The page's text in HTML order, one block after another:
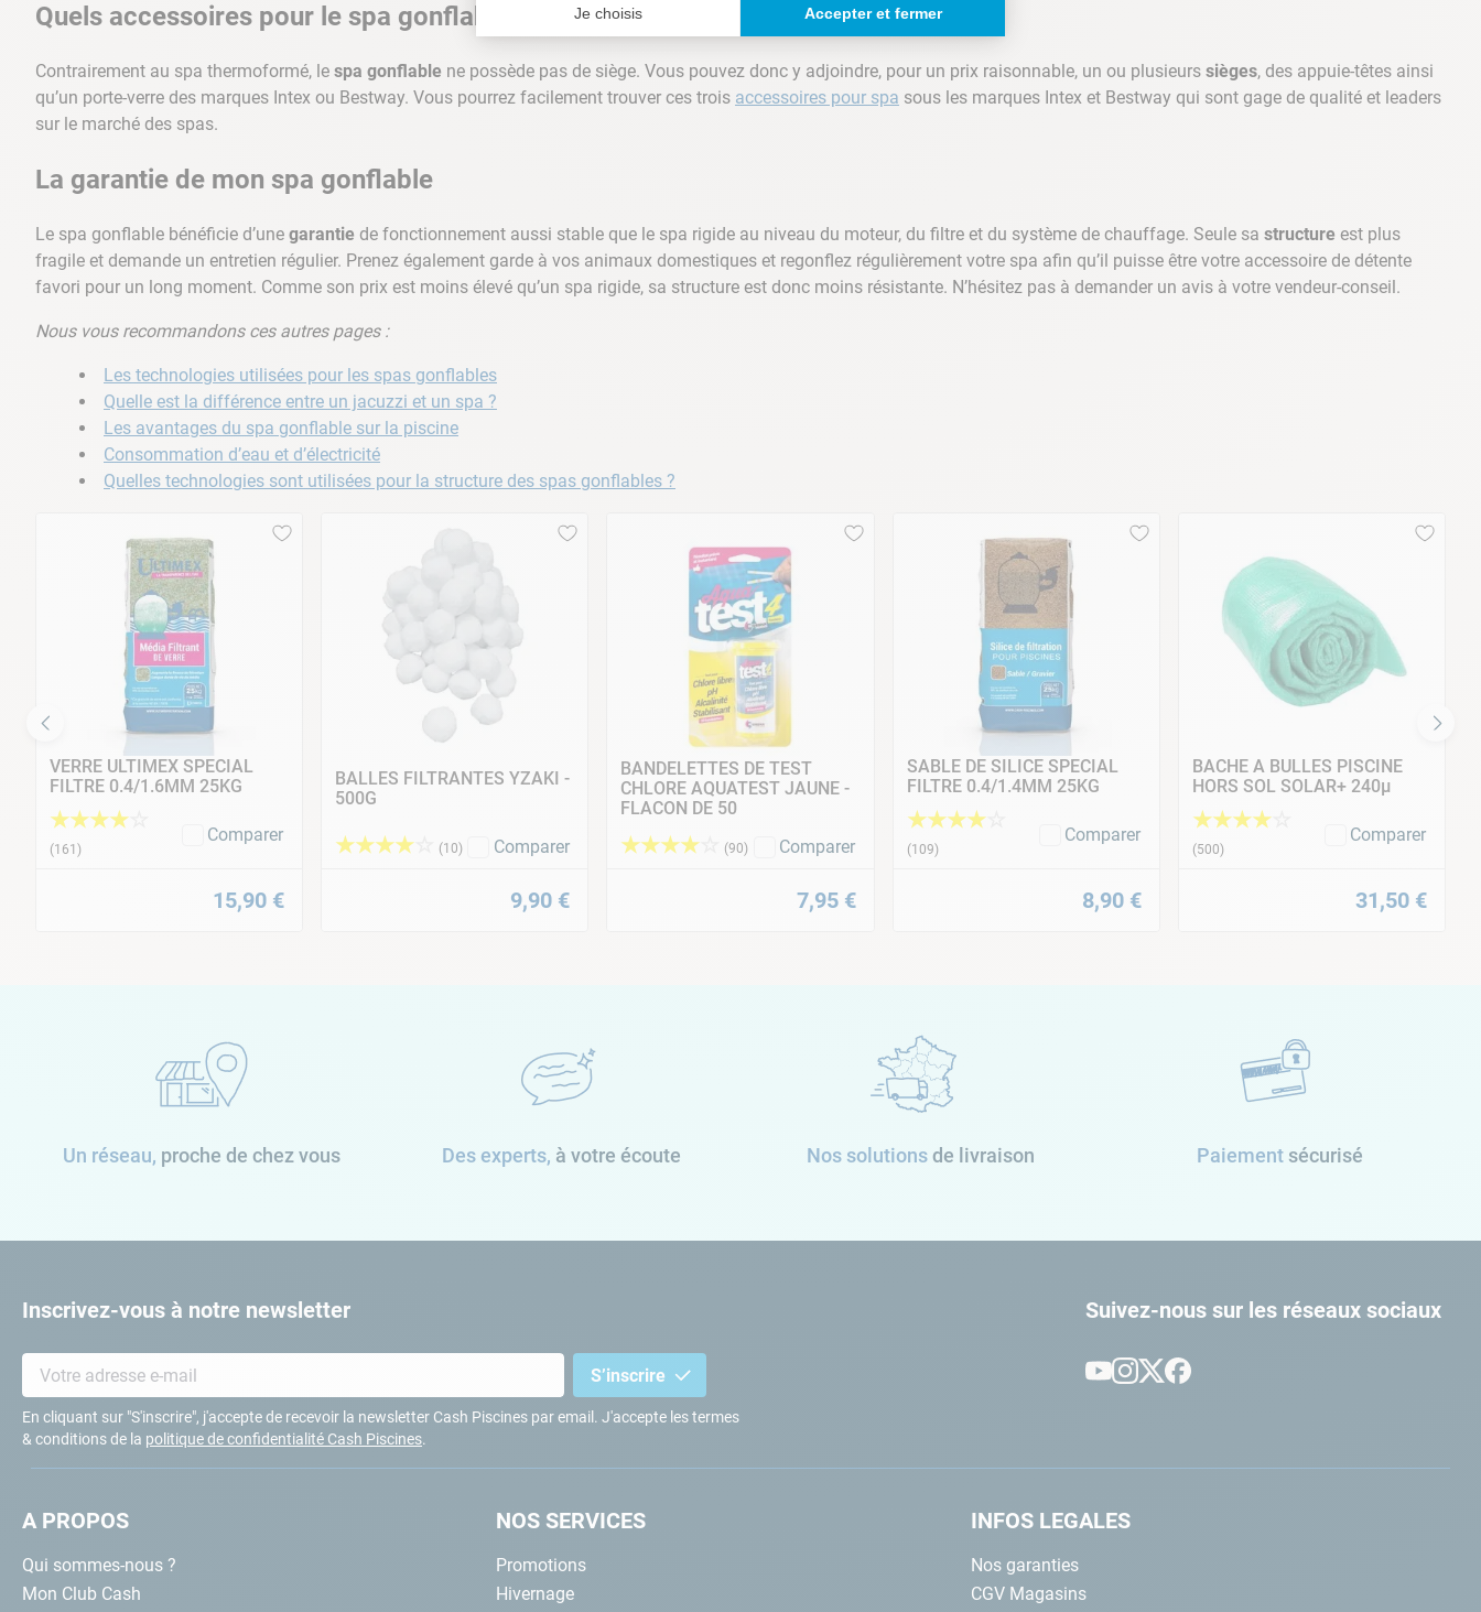
Quels accessoires pour le spa gonflable
Contrairement au spa thermoformé, le spa gonflable ne possède pas de siège. Vous pouvez donc y adjoindre, pour un prix raisonnable, un ou plusieurs sièges, des appuie-têtes ainsi
qu’un porte-verre des marques Intex ou Bestway. Vous pourrez facilement trouver ces trois accessoires pour spa sous les marques Intex et Bestway qui sont gage de qualité et leaders
sur le marché des spas.
La garantie de mon spa gonflable
Le spa gonflable bénéficie d’une garantie de fonctionnement aussi stable que le spa rigide au niveau du moteur, du filtre et du système de chauffage. Seule sa structure est plus
fragile et demande un entretien régulier. Prenez également garde à vos animaux domestiques et regonflez régulièrement votre spa afin qu’il puisse être votre accessoire de détente
favori pour un long moment. Comme son prix est moins élevé qu’un spa rigide, sa structure est donc moins résistante. N’hésitez pas à demander un avis à votre vendeur-conseil.
Nous vous recommandons ces autres pages :
Les technologies utilisées pour les spas gonflables
Quelle est la différence entre un jacuzzi et un spa ?
Les avantages du spa gonflable sur la piscine
Consommation d’eau et d’électricité
Quelles technologies sont utilisées pour la structure des spas gonflables ?
VERRE ULTIMEX SPECIAL
FILTRE 0.4/1.6MM 25KG
★★★★
(161 )
Comparer
15,90 €
BALLES FILTRANTES YZAKI -
500G
★★★★ (10) Comparer
9,90 €
BANDELETTES DE TEST
CHLORE AQUATEST JAUNE -
FLACON DE 50
★★★★ (90) Comparer
7,95 €
SABLE DE SILICE SPECIAL
FILTRE 0.4/1.4MM 25KG
★★★★☆
(109)
Comparer
8,90 €
BACHE A BULLES PISCINE
HORS SOL SOLAR+ 240µ
★★★★☆
(500)
Comparer
31,50 €
Un réseau, proche de chez vous Des experts, à votre écoute Nos solutionsde livraison Paiement sécurisé
Inscrivez-vous à notre newsletter
S’inscrire
En cliquant sur "S'inscrire", j'accepte de recevoir la newsletter Cash Piscines par email. J'accepte les termes
& conditions de la politique de confidentialité Cash Piscines.
Suivez-nous sur les réseaux sociaux
A PROPOS
Qui sommes-nous ?
Mon Club Cash
NOS SERVICES
Promotions
Hivernage
INFOS LEGALES
Nos garanties
CGV Magasins
Je choisis Accepter et fermer